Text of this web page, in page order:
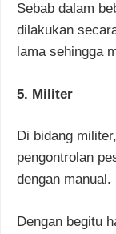
Sebab dalam
dilakukan
lama sehingga
5. Militer
Di bidang
pengontrolan
dengan manual.
Dengan begitu